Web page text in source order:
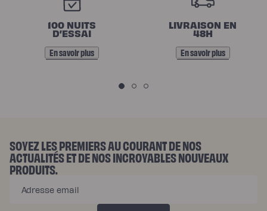
E
M
100 NUITS
D’ESSAI
En savoir plus
LIVRAISON EN
48H
En savoir plus
SOYEZ LES PREMIERS AU COURANT DE NOS
ACTUALITÉS ET DE NOS INCROYABLES NOUVEAUX
PRODUITS.
Adresse email